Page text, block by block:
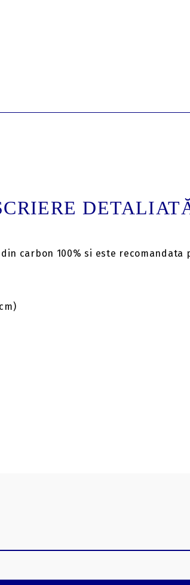
carbon 100% si este